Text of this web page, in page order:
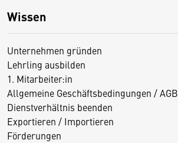
Wissen
Unternehmen gründen
Lehrling ausbilden
1. Mitarbeiter:in
Allgemeine Geschäftsbedingungen / AGB
Dienstverhältnis beenden
Exportieren / Importieren
Förderungen